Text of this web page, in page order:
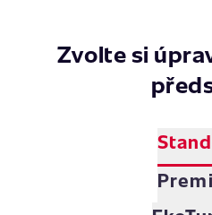
Zvolte si